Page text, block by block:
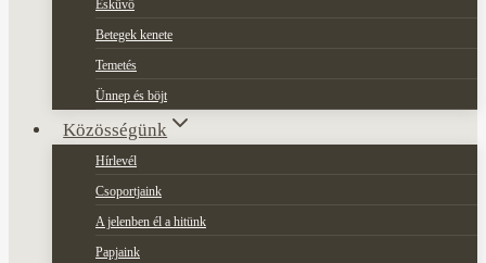
Esküvő
Betegek kenete
Temetés
Ünnep és böjt
Közösségünk
Hírlevél
Csoportjaink
A jelenben él a hitünk
Papjaink